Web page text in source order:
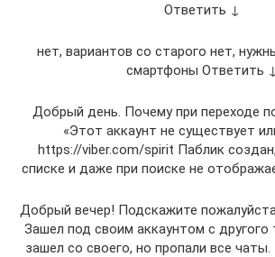
Ответить ↓
нет, вариантов со старого нет,
смартфоны Ответить ↓
Добрый день. Почему при переходе
«Этот аккаунт не существует
https://viber.com/spirit Паблик
списке и даже при поиске не
Добрый вечер! Подскажите пожалуйста
Зашел под своим аккаунтом с
зашел со своего, но пропали все чаты.